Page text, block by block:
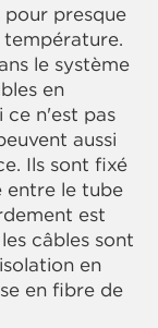
pour presque
température.
le système
en
ce n'est pas
aussi
Ils sont fixé
entre le tube
est
câbles sont
en
en fibre de